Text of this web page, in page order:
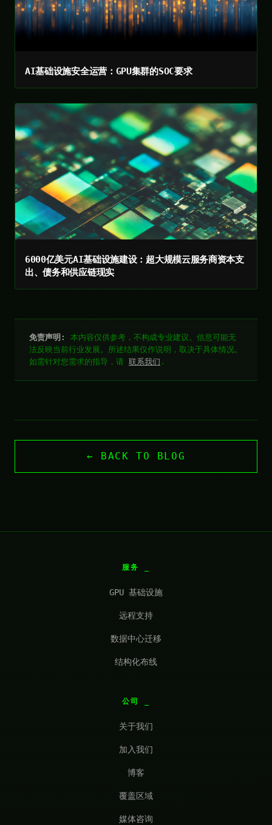
AI基础设施安全运营：GPU集群的SOC要求
6000亿美元AI基础设施建设：超大规模云服务商资本支
出、债务和供应链现实
免责声明:
本内容仅供参考，不构成专业建议。信息可能无
法反映当前行业发展。所述结果仅作说明，取决于具体情况。
如需针对您需求的指导，请 联系我们 .
← BACK TO BLOG
服务
GPU 基础设施
远程支持
数据中心迁移
结构化布线
公司
关于我们
加入我们
博客
覆盖区域
媒体咨询